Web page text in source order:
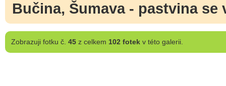
Bučina, Šumava - pastvina
Zobrazujifotku č. 45z celkem 102 fotekv této galerii.